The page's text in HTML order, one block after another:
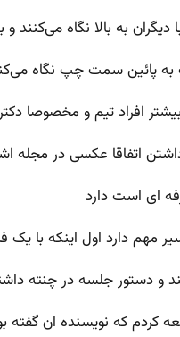
بیشتر افراد تیم و
اتفاقا عکسی در مجله
ای است دارد
مهم دارد اول اینکه با
جلسه در چنته داشته
کردم که نویسنده ان